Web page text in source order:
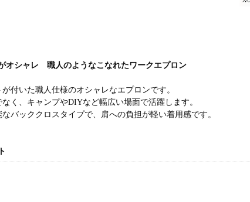
オシャレ 職人のようなこなれたワークエプロン
付いた職人仕様のオシャレなエプロンです。
く、キャンプやDIYなど幅広い場面で活躍します。
バッククロスタイプで、肩への負担が軽い着用感です。